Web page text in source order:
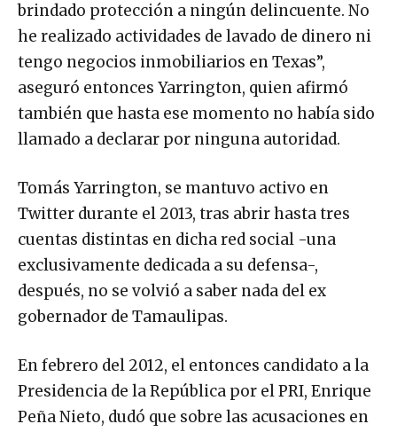
brindado protección a ningún delincuente. No
he realizado actividades de lavado de dinero ni
tengo negocios inmobiliarios en Texas”,
aseguró entonces Yarrington, quien afirmó
también que hasta ese momento no había sido
llamado a declarar por ninguna autoridad.
Tomás Yarrington, se mantuvo activo en
Twitter durante el 2013, tras abrir hasta tres
cuentas distintas en dicha red social -una
exclusivamente dedicada a su defensa-,
después, no se volvió a saber nada del ex
gobernador de Tamaulipas.
En febrero del 2012, el entonces candidato a la
Presidencia de la República por el PRI, Enrique
Peña Nieto, dudó que sobre las acusaciones en